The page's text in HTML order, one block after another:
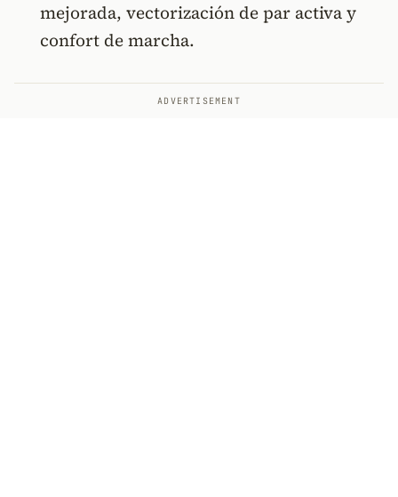
mejorada, vectorización de par activa y
confort de marcha.
ADVERTISEMENT